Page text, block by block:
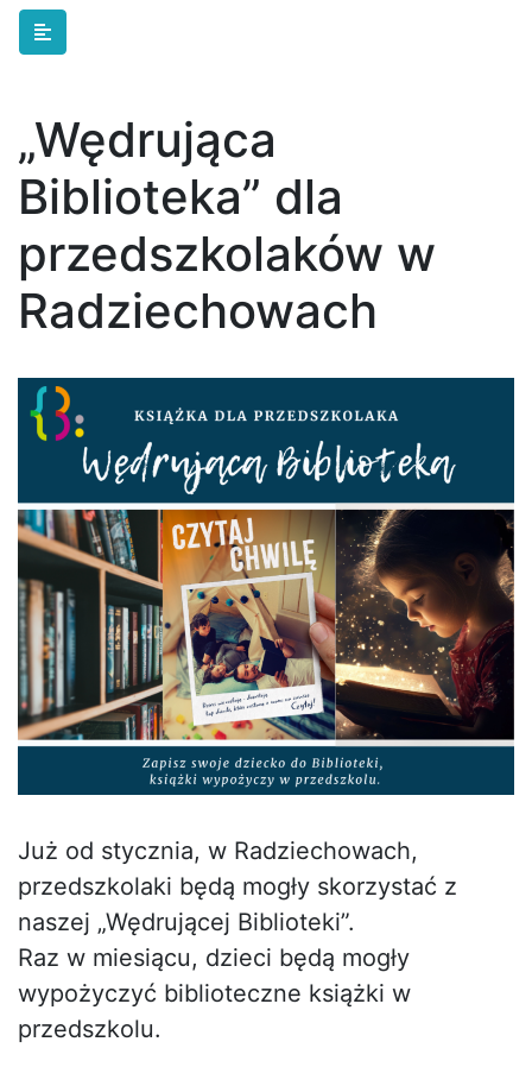
Skip to main content
„Wędrująca
Biblioteka” dla
przedszkolaków w
Radziechowach
Już od stycznia, w Radziechowach,
przedszkolaki będą mogły skorzystać z
naszej „Wędrującej Biblioteki”.
Raz w miesiącu, dzieci będą mogły
wypożyczyć biblioteczne książki w
przedszkolu.